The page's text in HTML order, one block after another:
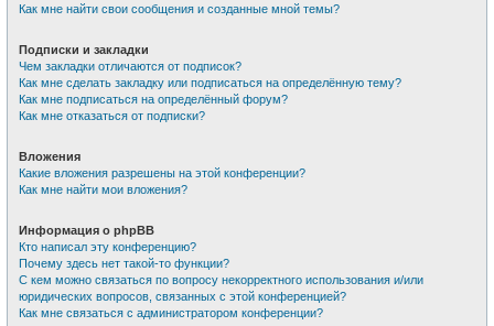
Как мне найти свои сообщения и созданные мной темы?
Подписки и закладки
Чем закладки отличаются от подписок?
Как мне сделать закладку или подписаться на определённую тему?
Как мне подписаться на определённый форум?
Как мне отказаться от подписки?
Вложения
Какие вложения разрешены на этой конференции?
Как мне найти мои вложения?
Информация о phpBB
Кто написал эту конференцию?
Почему здесь нет такой-то функции?
С кем можно связаться по вопросу некорректного использования и/или
юридических вопросов, связанных с этой конференцией?
Как мне связаться с администратором конференции?